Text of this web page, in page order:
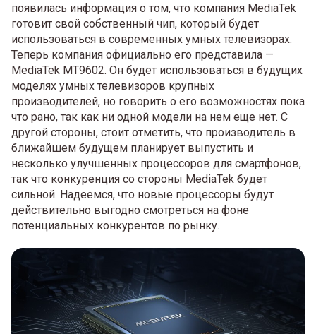
появилась информация о том, что компания MediaTek
готовит свой собственный чип, который будет
использоваться в современных умных телевизорах.
Теперь компания официально его представила —
MediaTek MT9602. Он будет использоваться в будущих
моделях умных телевизоров крупных
производителей, но говорить о его возможностях пока
что рано, так как ни одной модели на нем еще нет. С
другой стороны, стоит отметить, что производитель в
ближайшем будущем планирует выпустить и
несколько улучшенных процессоров для смартфонов,
так что конкуренция со стороны MediaTek будет
сильной. Надеемся, что новые процессоры будут
действительно выгодно смотреться на фоне
потенциальных конкурентов по рынку.